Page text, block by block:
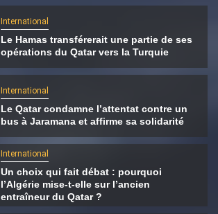
International
Le Hamas transférerait une partie de ses
opérations du Qatar vers la Turquie
International
Le Qatar condamne l’attentat contre un
bus à Jaramana et affirme sa solidarité
International
Un choix qui fait débat : pourquoi
l’Algérie mise-t-elle sur l’ancien
entraîneur du Qatar ?